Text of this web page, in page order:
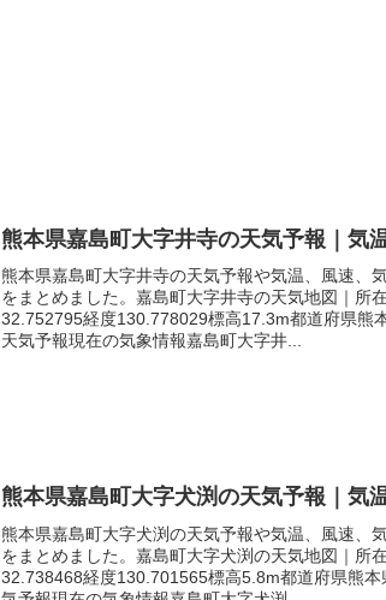
熊本県嘉島町大字井寺の天気予報｜気
熊本県嘉島町大字井寺の天気予報や気温、風速、
をまとめました。嘉島町大字井寺の天気地図｜所
32.752795経度130.778029標高17.3m都道府県熊
天気予報現在の気象情報嘉島町大字井...
熊本県嘉島町大字犬渕の天気予報｜気
熊本県嘉島町大字犬渕の天気予報や気温、風速、
をまとめました。嘉島町大字犬渕の天気地図｜所
32.738468経度130.701565標高5.8m都道府県熊本